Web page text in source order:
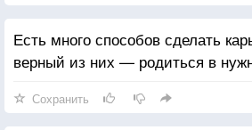
Есть много способов сделать
верный из них — родиться в
Сохранить